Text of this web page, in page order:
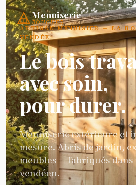
Menuiserie
BOUCHER
ARTISAN MENUISIER — LA
VENDÉE
Le bois
avec soin,
pour durer.
Menuiserie extérieure et
mesure. Abris de jardin,
meubles — fabriqués
vendéen.